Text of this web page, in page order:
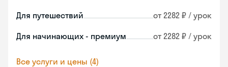
Для путешествий от 2282 ₽ / урок
Для начинающих - премиум от 2282 ₽ / урок
Все услуги и цены (4)